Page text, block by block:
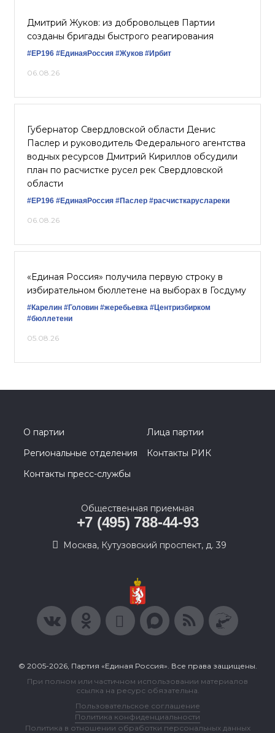
Дмитрий Жуков: из добровольцев Партии
созданы бригады быстрого реагирования
#ЕР196 #‎ЕдинаяРоссия #Жуков #Ирбит
06.08.26
Губернатор Свердловской области Денис
Паслер и руководитель Федерального агентства
водных ресурсов Дмитрий Кириллов обсудили
план по расчистке русел рек Свердловской
области
#ЕР196 #ЕдинаяРоссия #Паслер #расчисткаруслареки
06.08.26
«Единая Россия» получила первую строку в
избирательном бюллетене на выборах в Госдуму
#Карелин #Головин #жеребьевка #Центризбирком
#бюллетени
05.08.26
О партии
Лица партии
Региональные отделения
Контакты РИК
Контакты пресс-службы
Общественная приемная
+7 (495) 788-44-93
Москва, Кутузовский проспект, д. 39
© 2005-2026, Партия «Единая Россия». Все права защищены.
При полном или частичном использовании материалов
ссылка на ресурс обязательна.
Пользовательское соглашение
Политика конфиденциальности
Политика в отношении обработки персональных данных